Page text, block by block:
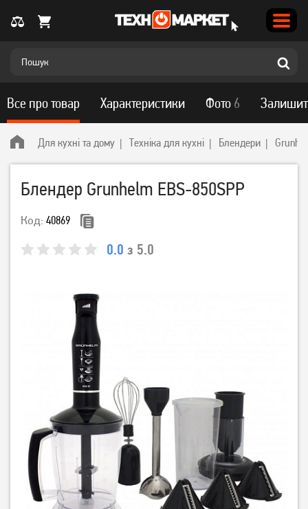
Для кухні та дому Техніка для кухні Блендери
Блендер Grunhelm EBS-850SPP
Код: 40869
0.0 з 5.0
Все про товар Характеристики Фото 6